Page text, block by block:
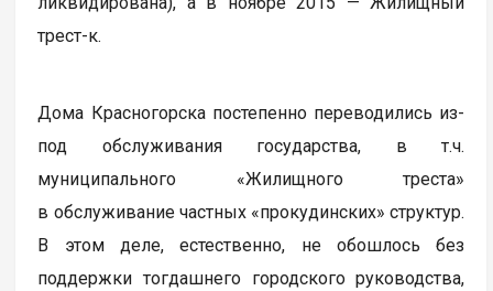
трест-к.
Дома Красногорска постепенно переводились из-
под обслуживания государства, в т.ч.
муниципального «Жилищного треста»
в обслуживание частных «прокудинских» структур.
В этом деле, естественно, не обошлось без
поддержки тогдашнего городского руководства,